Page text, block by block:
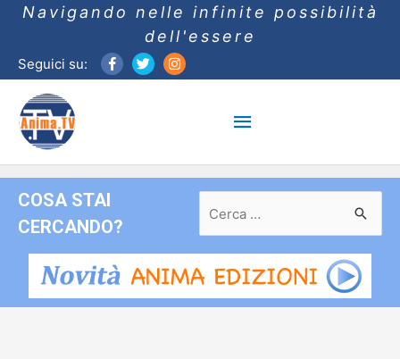
Navigando nelle infinite possibilità
dell'essere
Seguici su:
Menu
principale
COSA STAI
CERCANDO?
per: